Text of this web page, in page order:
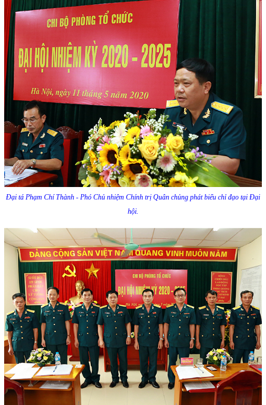
Đại tá Phạm Chí Thành - Phó Chủ nhiệm Chính trị Quân chủng phát biểu chỉ đạo tại Đại
hội.